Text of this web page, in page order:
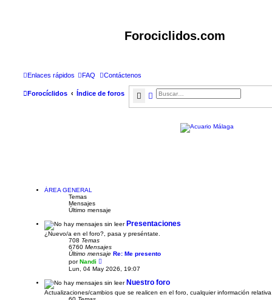
Forociclidos.com
Enlaces rápidos FAQ Contáctenos
Forocíclidos Índice de foros BuscarBúsqueda avanzada
ÁREA GENERAL
Temas
Mensajes
Último mensaje
Presentaciones
¿Nuevo/a en el foro?, pasa y preséntate.
708 Temas
6760 Mensajes
Último mensaje Re: Me presento
porNandi
r
l
t
Lun, 04 May 2026, 19:07
Nuestro foro
Actualizaciones/cambios que se realicen en el foro, cualquier información